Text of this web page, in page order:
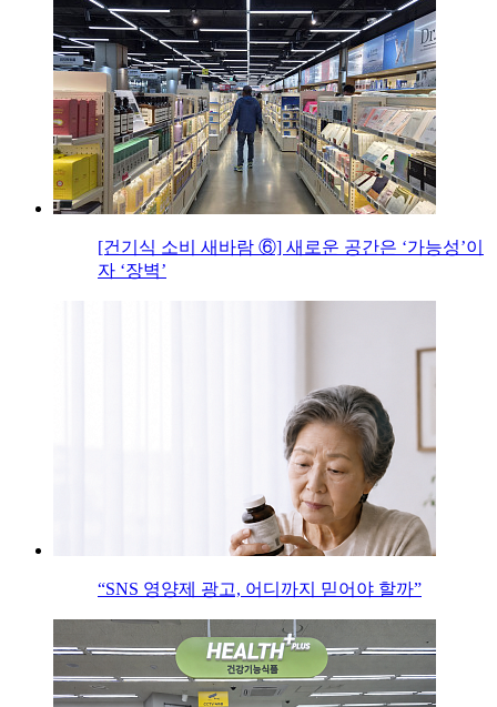
[건기식 소비 새바람 ⑥] 새로운 공간은 ‘가능성’이
자 ‘장벽’
“SNS 영양제 광고, 어디까지 믿어야 할까”